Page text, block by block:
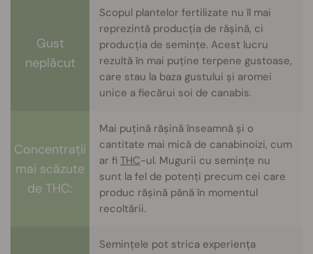
Gust
neplăcut
Scopul plantelor fertilizate nu îl mai
reprezintă producția de rășină, ci
producția de semințe. Acest lucru
rezultă în mai puține terpene gustoase,
care stau la baza gustului și aromei
unice a fiecărui soi de canabis.
Concentrații
mai scăzute
de THC:
Mai puțină rășină înseamnă și o
cantitate mai mică de canabinoizi, cum
ar fi THC-ul. Mugurii cu semințe nu
sunt la fel de potenți precum cei care
produc rășină până în momentul
recoltării.
Semințele pot strica experiența